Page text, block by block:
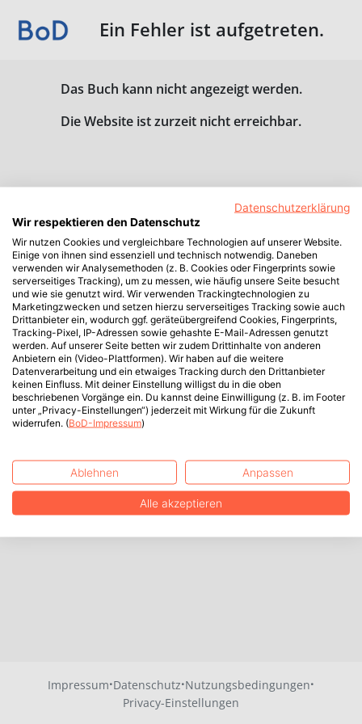
Ein Fehler ist aufgetreten.
Das Buch kann nicht angezeigt werden.
Die Website ist zurzeit nicht erreichbar.
Impressum·Datenschutz·Nutzungsbedingungen·
Privacy-Einstellungen
Datenschutzerklärung
Wir respektieren den Datenschutz
Wir nutzen Cookies und vergleichbare Technologien auf unserer Website.
Einige von ihnen sind essenziell und technisch notwendig. Daneben
verwenden wir Analysemethoden (z. B. Cookies oder Fingerprints sowie
serverseitiges Tracking), um zu messen, wie häufig unsere Seite besucht
und wie sie genutzt wird. Wir verwenden Trackingtechnologien zu
Marketingzwecken und setzen hierzu serverseitiges Tracking sowie auch
Drittanbieter ein, wodurch ggf. geräteübergreifend Cookies, Fingerprints,
Tracking-Pixel, IP-Adressen sowie gehashte E-Mail-Adressen genutzt
werden. Auf unserer Seite betten wir zudem Drittinhalte von anderen
Anbietern ein (Video-Plattformen). Wir haben auf die weitere
Datenverarbeitung und ein etwaiges Tracking durch den Drittanbieter
keinen Einfluss. Mit deiner Einstellung willigst du in die oben
beschriebenen Vorgänge ein. Du kannst deine Einwilligung (z. B. im Footer
unter „Privacy-Einstellungen“) jederzeit mit Wirkung für die Zukunft
widerrufen. (BoD-Impressum)
Ablehnen Anpassen
Alle akzeptieren